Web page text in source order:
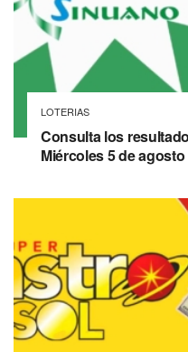
LOTERIAS
Consulta los
Miércoles 5 de agosto